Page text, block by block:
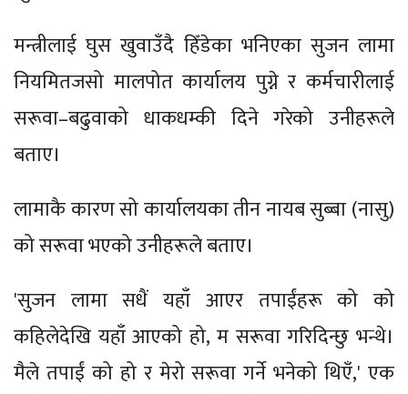
मन्त्रीलाई घुस खुवाउँदै हिँडेका भनिएका सुजन लामा
नियमितजसो मालपोत कार्यालय पुग्ने र कर्मचारीलाई
सरूवा–बढुवाको धाकधम्की दिने गरेको उनीहरूले
बताए।
लामाकै कारण सो कार्यालयका तीन नायब सुब्बा (नासु)
को सरूवा भएको उनीहरूले बताए।
'सुजन लामा सधैं यहाँ आएर तपाईंहरू को को
कहिलेदेखि यहाँ आएको हो, म सरूवा गरिदिन्छु भन्थे।
मैले तपाईं को हो र मेरो सरूवा गर्ने भनेको थिएँ,' एक